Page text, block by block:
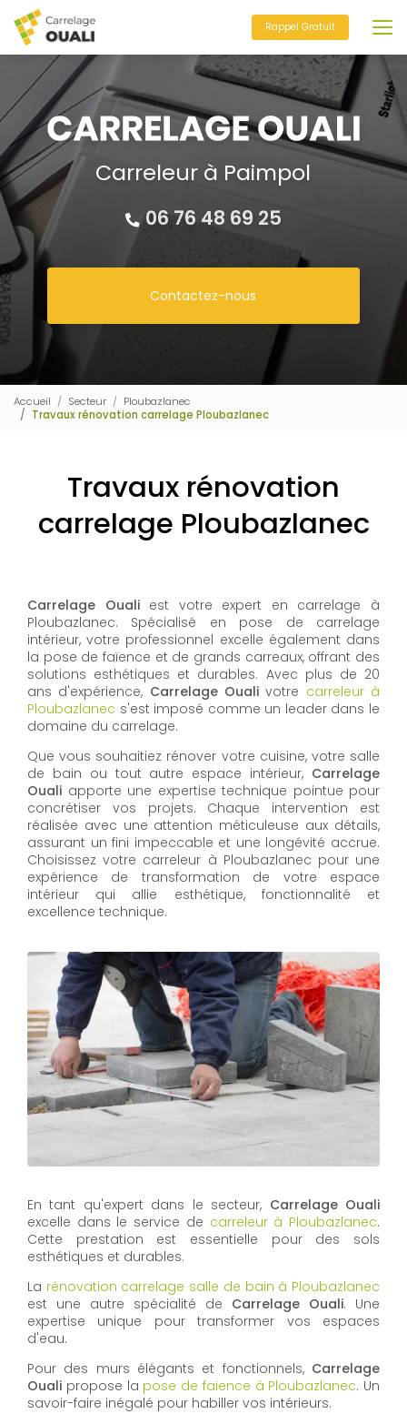
au
contenu
principal
Rappel Gratuit
Carreleur à Paimpol
06 76 48 69 25
Contactez-nous
Accueil Secteur
Ploubazlanec
Travaux rénovation carrelage Ploubazlanec
Travaux rénovation
carrelage Ploubazlanec
Carrelage Oualiest votre expert en carrelage à
Ploubazlanec. Spécialisé en pose de carrelage
intérieur, votre professionnel excelle également dans
la pose de faïence et de grands carreaux, offrant des
solutions esthétiques et durables. Avec plus de 20
ans d'expérience, Carrelage Ouali votre carreleur à
Ploubazlanec s'est imposé comme un leader dans le
domaine du carrelage.
Que vous souhaitiez rénover votre cuisine, votre salle
de bain ou tout autre espace intérieur, Carrelage
Ouali apporte une expertise technique pointue pour
concrétiser vos projets. Chaque intervention est
réalisée avec une attention méticuleuse aux détails,
assurant un fini impeccable et une longévité accrue.
Choisissez votre carreleur à Ploubazlanec pour une
expérience de transformation de votre espace
intérieur qui allie esthétique, fonctionnalité et
excellence technique.
En tant qu'expert dans le secteur, Carrelage Ouali
excelle dans le service de carreleur à Ploubazlanec.
Cette prestation est essentielle pour des sols
esthétiques et durables.
La rénovation carrelage salle de bain à Ploubazlanec
est une autre spécialité de Carrelage Ouali. Une
expertise unique pour transformer vos espaces
d'eau.
Pour des murs élégants et fonctionnels, Carrelage
Ouali propose la pose de faïence à Ploubazlanec. Un
savoir-faire inégalé pour habiller vos intérieurs.